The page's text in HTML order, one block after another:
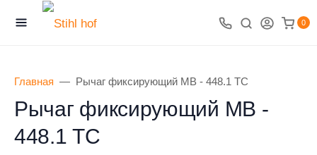
0
Главная Рычаг фиксирующий МВ - 448.1 TC
Рычаг фиксирующий МВ -
448.1 TC